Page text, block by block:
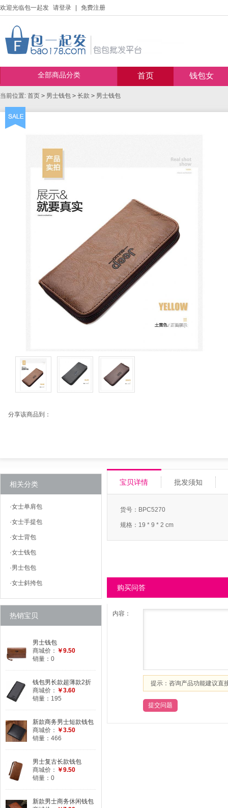
欢迎光临包一起发 请登录 免费注册
全部商品分类 首页 钱包女
当前位置: 首页 > 男士钱包 > 长款 > 男士钱包
分享该商品到：
相关分类
·女士单肩包
·女士手提包
·女士背包
·女士钱包
·男士包包
·女士斜挎包
热销宝贝
男士钱包
商城价： ￥9.50
销量：0
钱包男长款超薄款2折
钱夹男士休闲简约纯色
皮夹子卡包一体银包
商城价： ￥3.60
销量：195
新款商务男士短款钱包
青年商务皮夹票夹特价
学生钱夹
商城价： ￥3.50
销量：466
男士复古长款钱包
商城价： ￥9.50
销量：0
新款男士商务休闲钱包
宝贝详情 批发须知
货号：BPC5270
规格：19 * 9 * 2 cm
购买问答
内容：
提示：咨询产品功能建议直